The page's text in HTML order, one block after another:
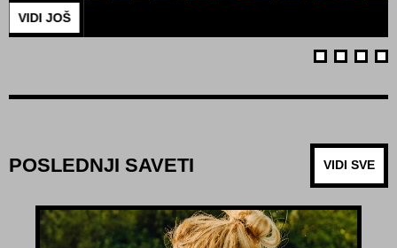
POSLEDNJI SAVETI VIDI SVE